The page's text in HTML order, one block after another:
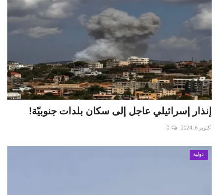
إنذار إسرائيلي عاجل إلى سكان بلدات جنوبيّة!
أكتوبر 6, 2024 0
دولية